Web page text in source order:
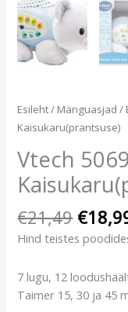
Esileht/ Mänguasjad /
Kaisukaru(prantsuse)
Vtech
€21,49 €
Hind teistes
7 lugu, 12
Taimer 15, 30 ja 45